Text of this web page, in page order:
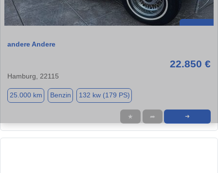
andere Andere
22.850 €
Hamburg, 22115
25.000 km Benzin 132 kw (179 PS)
★ ➦ ➜